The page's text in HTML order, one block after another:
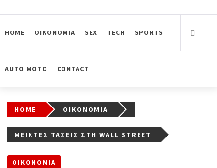
Ministry Of Men
HOME ΟΙΚΟΝΟΜΙΑ SEX TECH SPORTS
AUTO MOTO CONTACT
HOME ΟΙΚΟΝΟΜΙΑ
ΜΕΙΚΤΈΣ ΤΆΣΕΙΣ ΣΤΗ WALL STREET
ΟΙΚΟΝΟΜΙΑ